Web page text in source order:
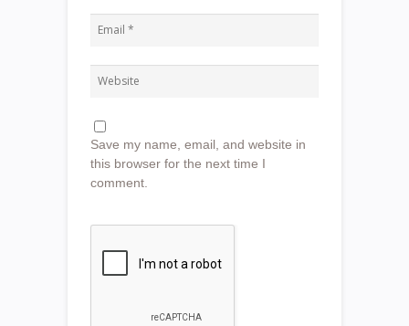
Save my name, email, and website in
this browser for the next time I
comment.